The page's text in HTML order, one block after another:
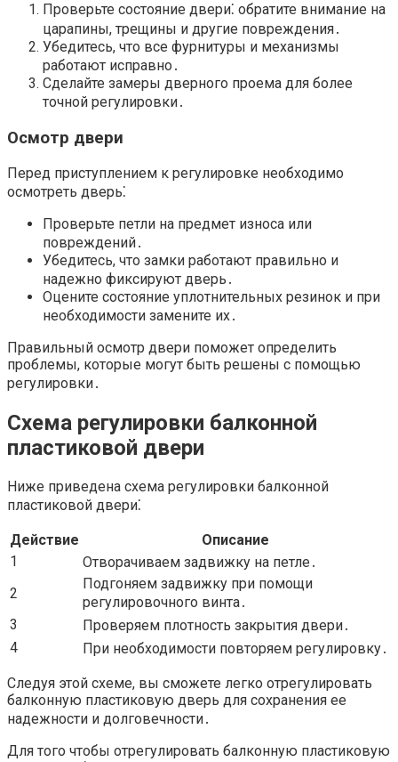
Проверьте состояние двери⁚ обратите внимание на
царапины, трещины и другие повреждения․
Убедитесь, что все фурнитуры и механизмы
работают исправно․
Сделайте замеры дверного проема для более
точной регулировки․
Осмотр двери
Перед приступлением к регулировке необходимо
осмотреть дверь⁚
Проверьте петли на предмет износа или
повреждений․
Убедитесь, что замки работают правильно и
надежно фиксируют дверь․
Оцените состояние уплотнительных резинок и при
необходимости замените их․
Правильный осмотр двери поможет определить
проблемы, которые могут быть решены с помощью
регулировки․
Схема регулировки балконной
пластиковой двери
Ниже приведена схема регулировки балконной
пластиковой двери⁚
Действие
Описание
1
Отворачиваем задвижку на петле․
2
Подгоняем задвижку при помощи
регулировочного винта․
3
Проверяем плотность закрытия двери․
4
При необходимости повторяем регулировку․
Следуя этой схеме, вы сможете легко отрегулировать
балконную пластиковую дверь для сохранения ее
надежности и долговечности․
Для того чтобы отрегулировать балконную пластиковую